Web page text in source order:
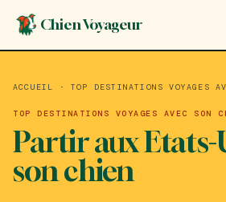
contenu
Chien Voyageur
ACCUEIL ·TOP DESTINATIONS VOYAGES
TOP DESTINATIONS VOYAGES AVEC SON
Partir aux Etats-
son chien